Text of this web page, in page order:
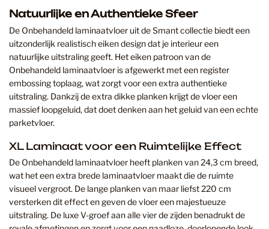
Natuurlijke en Authentieke Sfeer
De Onbehandeld laminaatvloer uit de Smant collectie biedt een
uitzonderlijk realistisch eiken design dat je interieur een
natuurlijke uitstraling geeft. Het eiken patroon van de
Onbehandeld laminaatvloer is afgewerkt met een register
embossing toplaag, wat zorgt voor een extra authentieke
uitstraling. Dankzij de extra dikke planken krijgt de vloer een
massief loopgeluid, dat doet denken aan het geluid van een echte
parketvloer.
XL Laminaat voor een Ruimtelijke Effect
De Onbehandeld laminaatvloer heeft planken van 24,3 cm breed,
wat het een extra brede laminaatvloer maakt die de ruimte
visueel vergroot. De lange planken van maar liefst 220 cm
versterken dit effect en geven de vloer een majestueuze
uitstraling. De luxe V-groef aan alle vier de zijden benadrukt de